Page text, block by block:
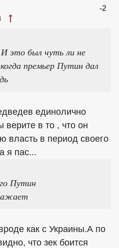
-2
это был чуть ли не
премьер Путин дал
единолично
в то , что он
власть в период своего
я пас...
Путин
как с Украины.А по
что зек боится